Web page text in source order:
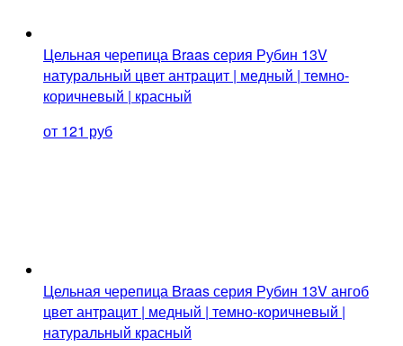
Цельная черепица Braas серия Рубин 13V
натуральный цвет антрацит | медный | темно-
коричневый | красный
от 121 руб
Цельная черепица Braas серия Рубин 13V ангоб
цвет антрацит | медный | темно-коричневый |
натуральный красный